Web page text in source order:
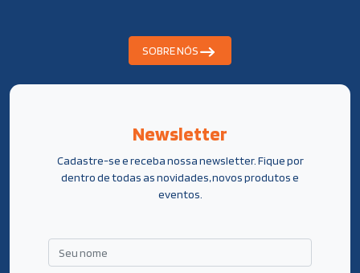
SOBRE NÓS
Newsletter
Cadastre-se e receba nossa newsletter. Fique por
dentro de todas as novidades, novos produtos e
eventos.